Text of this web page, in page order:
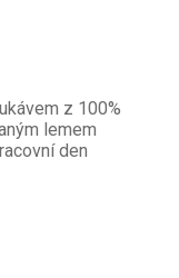
z 100%
lemem
den